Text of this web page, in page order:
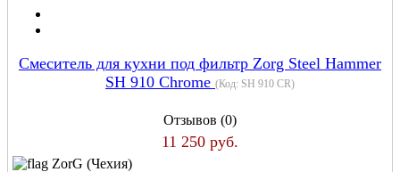
Cмеситель для кухни под фильтр Zorg Steel Hammer
SH 910 Chrome (Код: SH 910 CR)
Отзывов (0)
11 250 руб.
ZorG (Чехия)